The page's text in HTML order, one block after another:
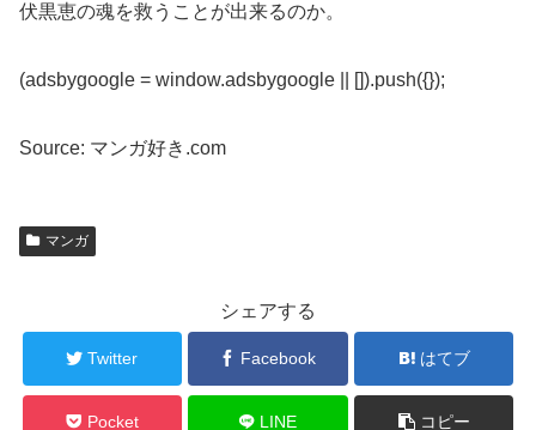
伏黒恵の魂を救うことが出来るのか。
(adsbygoogle = window.adsbygoogle || []).push({});
Source: マンガ好き.com
マンガ
シェアする
Twitter Facebook はてブ
Pocket LINE コピー